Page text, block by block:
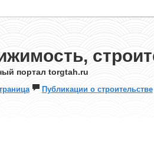
портал torgtah.ru
Публикации о строительстве